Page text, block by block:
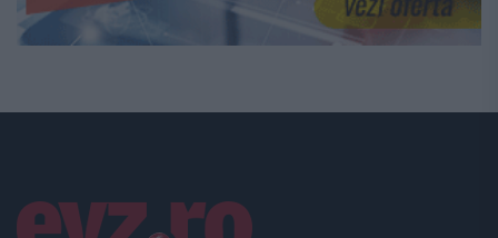
Linkuri utile